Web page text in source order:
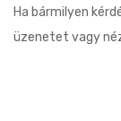
Ha bármilyen
üzenetet vagy